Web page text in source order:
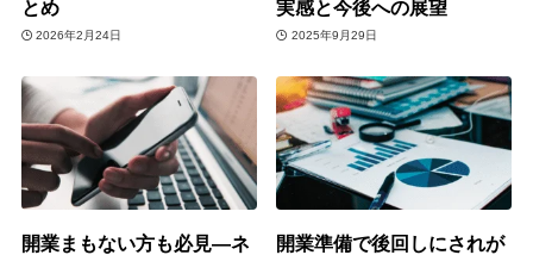
とめ
2026年2月24日
実感と今後への展望
2025年9月29日
開業まもない方も必見―ネ
開業準備で後回しにされが